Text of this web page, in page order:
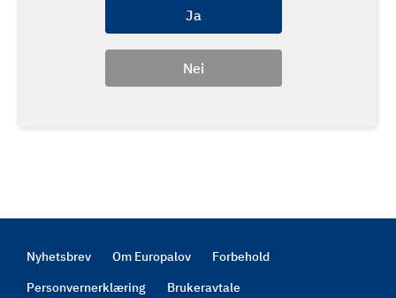
Footer
Nyhetsbrev Om Europalov
Forbehold
Personvernerklæring
Brukeravtale